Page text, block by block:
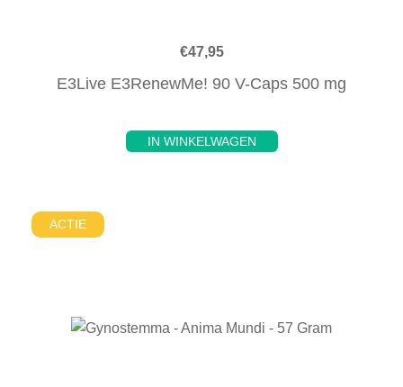
€47,95
E3Live E3RenewMe! 90 V-Caps 500 mg
IN WINKELWAGEN
ACTIE